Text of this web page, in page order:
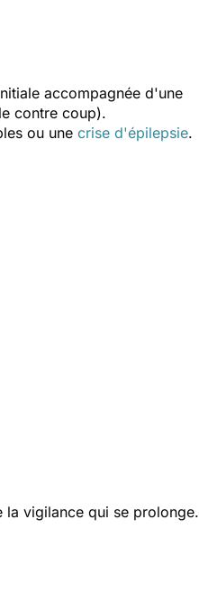
accompagnée d'une
contre coup).
ou une crise d'épilepsie.
vigilance qui se prolonge.